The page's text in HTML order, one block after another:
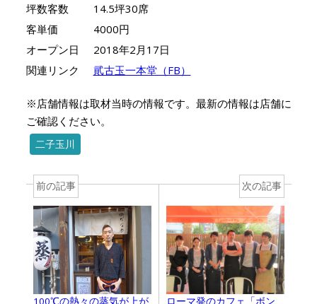
坪数客数
14.5坪30席
客単価
4000円
オープン日
2018年2月17日
関連リンク
貮古玉一本堂（FB）
※店舗情報は取材当時の情報です。最新の情報は店舗に
ご確認ください。
二子玉川
前の記事
100℃の熱々の蒸気が上が
次の記事
ローマ発のカフェ「ボン